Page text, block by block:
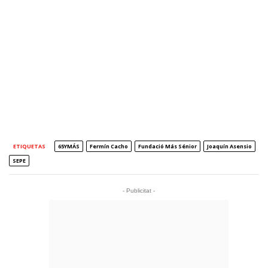
ETIQUETAS 65YMÁS Fermín Cacho Fundació Más Sénior
Joaquín Asensio
SEPE
- Publicitat -